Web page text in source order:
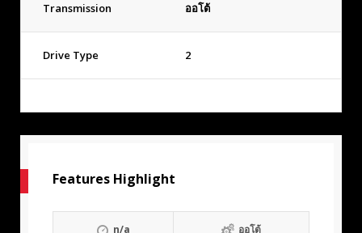
Transmission ออโต้
Drive Type 2
Features Highlight
n/a ออโต้